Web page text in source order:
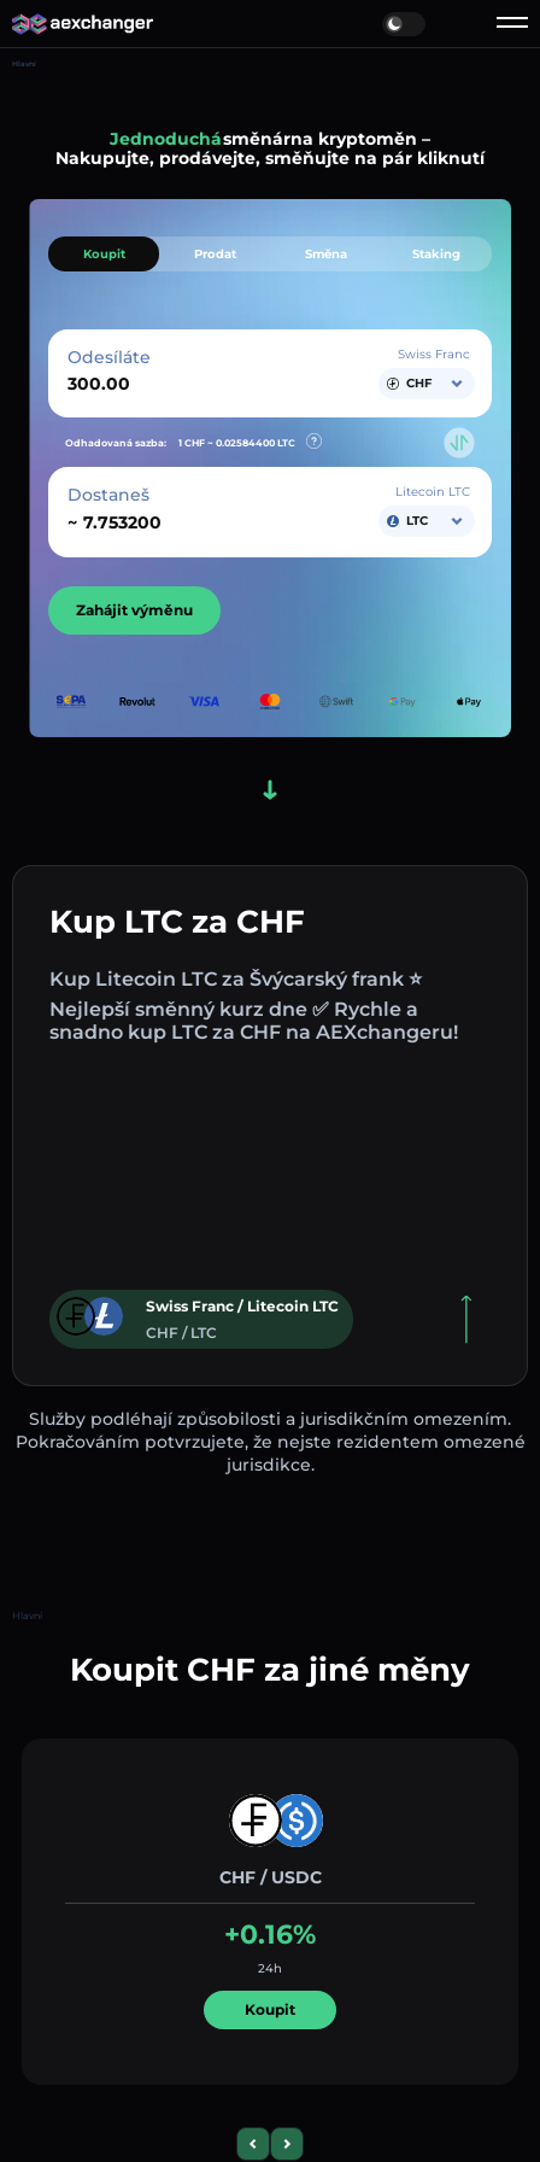
Hlavní
Jednoduchásměnárna kryptoměn –
Nakupujte, prodávejte, směňujte na pár kliknutí
Kup LTC za CHF
Kup Litecoin LTC za Švýcarský frank ⭐
Nejlepší směnný kurz dne ✅ Rychle a
snadno kup LTC za CHF na AEXchangeru!
Swiss Franc / Litecoin LTC
CHF / LTC
Koupit Prodat Směna Staking
Odesíláte
Swiss Franc
CHF
Odhadovaná sazba: 1 CHF ~ 0.02584400 LTC
Dostaneš
~
Litecoin LTC
LTC
Zahájit výměnu
Služby podléhají způsobilosti a jurisdikčním omezením.
Pokračováním potvrzujete, že nejste rezidentem omezené
jurisdikce.
Hlavní
Koupit CHF za jiné měny
CHF / USDC
+0.16%
24h
Koupit
Previous slide
Next slide